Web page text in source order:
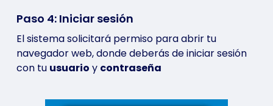
Paso 4: Iniciar sesión
El sistema solicitará permiso para abrir tu
navegador web, donde deberás de iniciar sesión
con tu usuario y contraseña